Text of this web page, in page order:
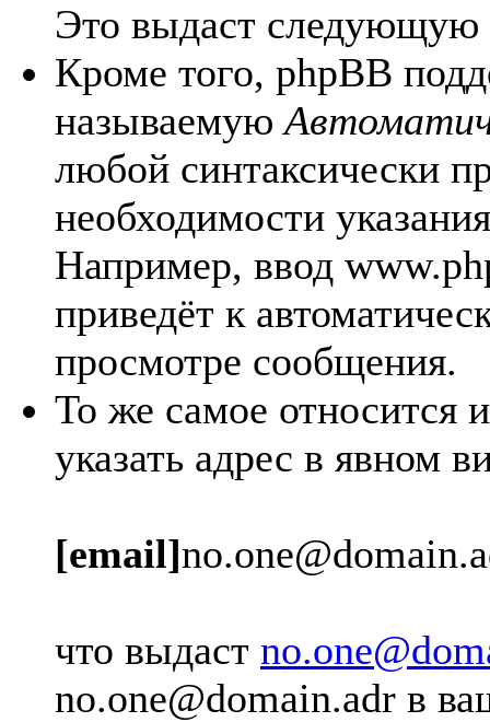
Это выдаст
Кроме того, phpBB
называемую
любой синтаксически
необходимости
Например, ввод
приведёт к
просмотре сообщения.
То же самое относится
указать адрес в явном
[email]
что выдаст
no.one@domain.adr в